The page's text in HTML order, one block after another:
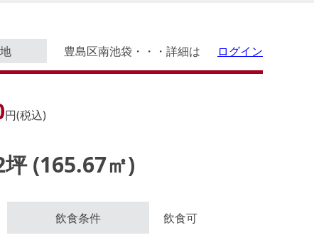
豊島区南池袋・・・詳細は ログイン
円(税込)
(165.67㎡)
飲食条件 飲食可